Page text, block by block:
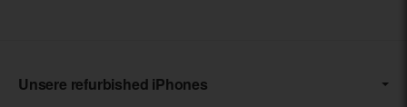
Unsere refurbished iPhones